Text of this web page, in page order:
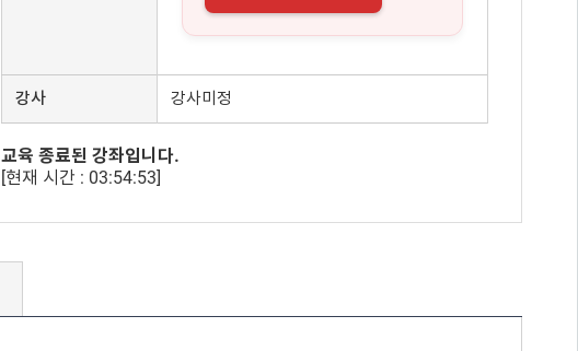
강사 강사미정
교육 종료된 강좌입니다.
[현재 시간 : 03:54:53]